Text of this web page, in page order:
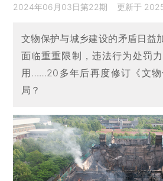
2024年06月03日第22期 更新于
文物保护与城乡建设的矛盾日益
面临重重限制，违法行为处罚
用……20多年后再度修订《文
局？